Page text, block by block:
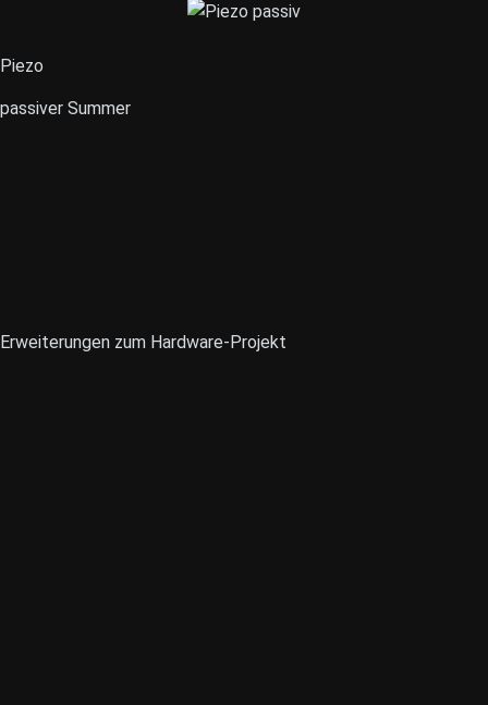
Piezo
passiver Summer
Erweiterungen zum Hardware-Projekt